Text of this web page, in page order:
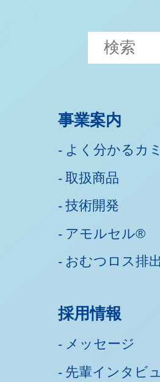
事業案内
よく分かるカ
取扱商品
技術開発
アモルセル®
おむつロス排
採用情報
メッセージ
先輩インタビ